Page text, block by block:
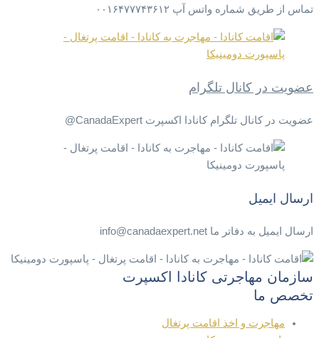
تماس از طریق شماره واتس آپ ۰۰۱۶۴۷۷۷۴۳۶۱۲
عضویت در کانال تلگرام
عضویت در کانال تلگرام کانادا اکسپرت CanadaExpert@
ارسال ایمیل
ارسال ایمیل به دفاتر ما info@canadaexpert.net
سازمان مهاجرتی کانادا اکسپرت
تخصص ما
مهاجرت و اخذ اقامت پرتغال